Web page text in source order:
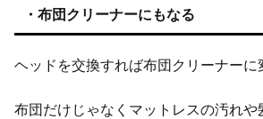
・布団クリーナーにもなる
ヘッドを交換すれば布団クリーナーに
布団だけじゃなくマットレスの汚れや